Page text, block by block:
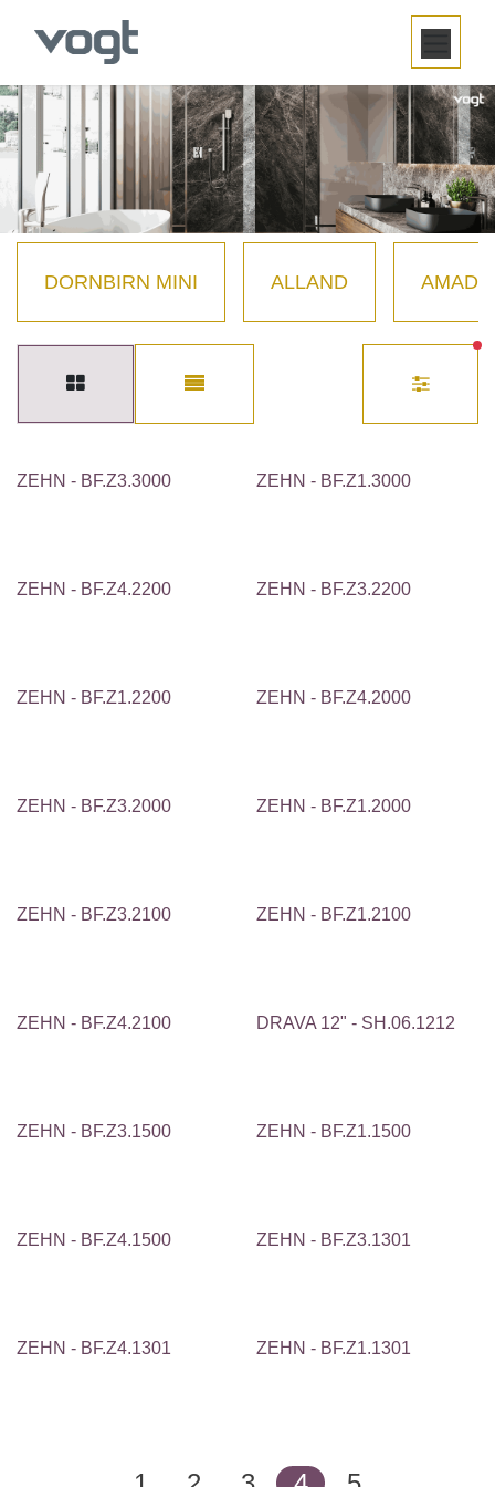
SKIP TO CONTENT
DORNBIRN MINI ALLAND AMADÉ
ZEHN - BF.Z3.3000 ZEHN - BF.Z1.3000
ZEHN - BF.Z4.2200 ZEHN - BF.Z3.2200
ZEHN - BF.Z1.2200 ZEHN - BF.Z4.2000
ZEHN - BF.Z3.2000 ZEHN - BF.Z1.2000
ZEHN - BF.Z3.2100 ZEHN - BF.Z1.2100
ZEHN - BF.Z4.2100 DRAVA 12" - SH.06.1212
ZEHN - BF.Z3.1500 ZEHN - BF.Z1.1500
ZEHN - BF.Z4.1500 ZEHN - BF.Z3.1301
ZEHN - BF.Z4.1301 ZEHN - BF.Z1.1301